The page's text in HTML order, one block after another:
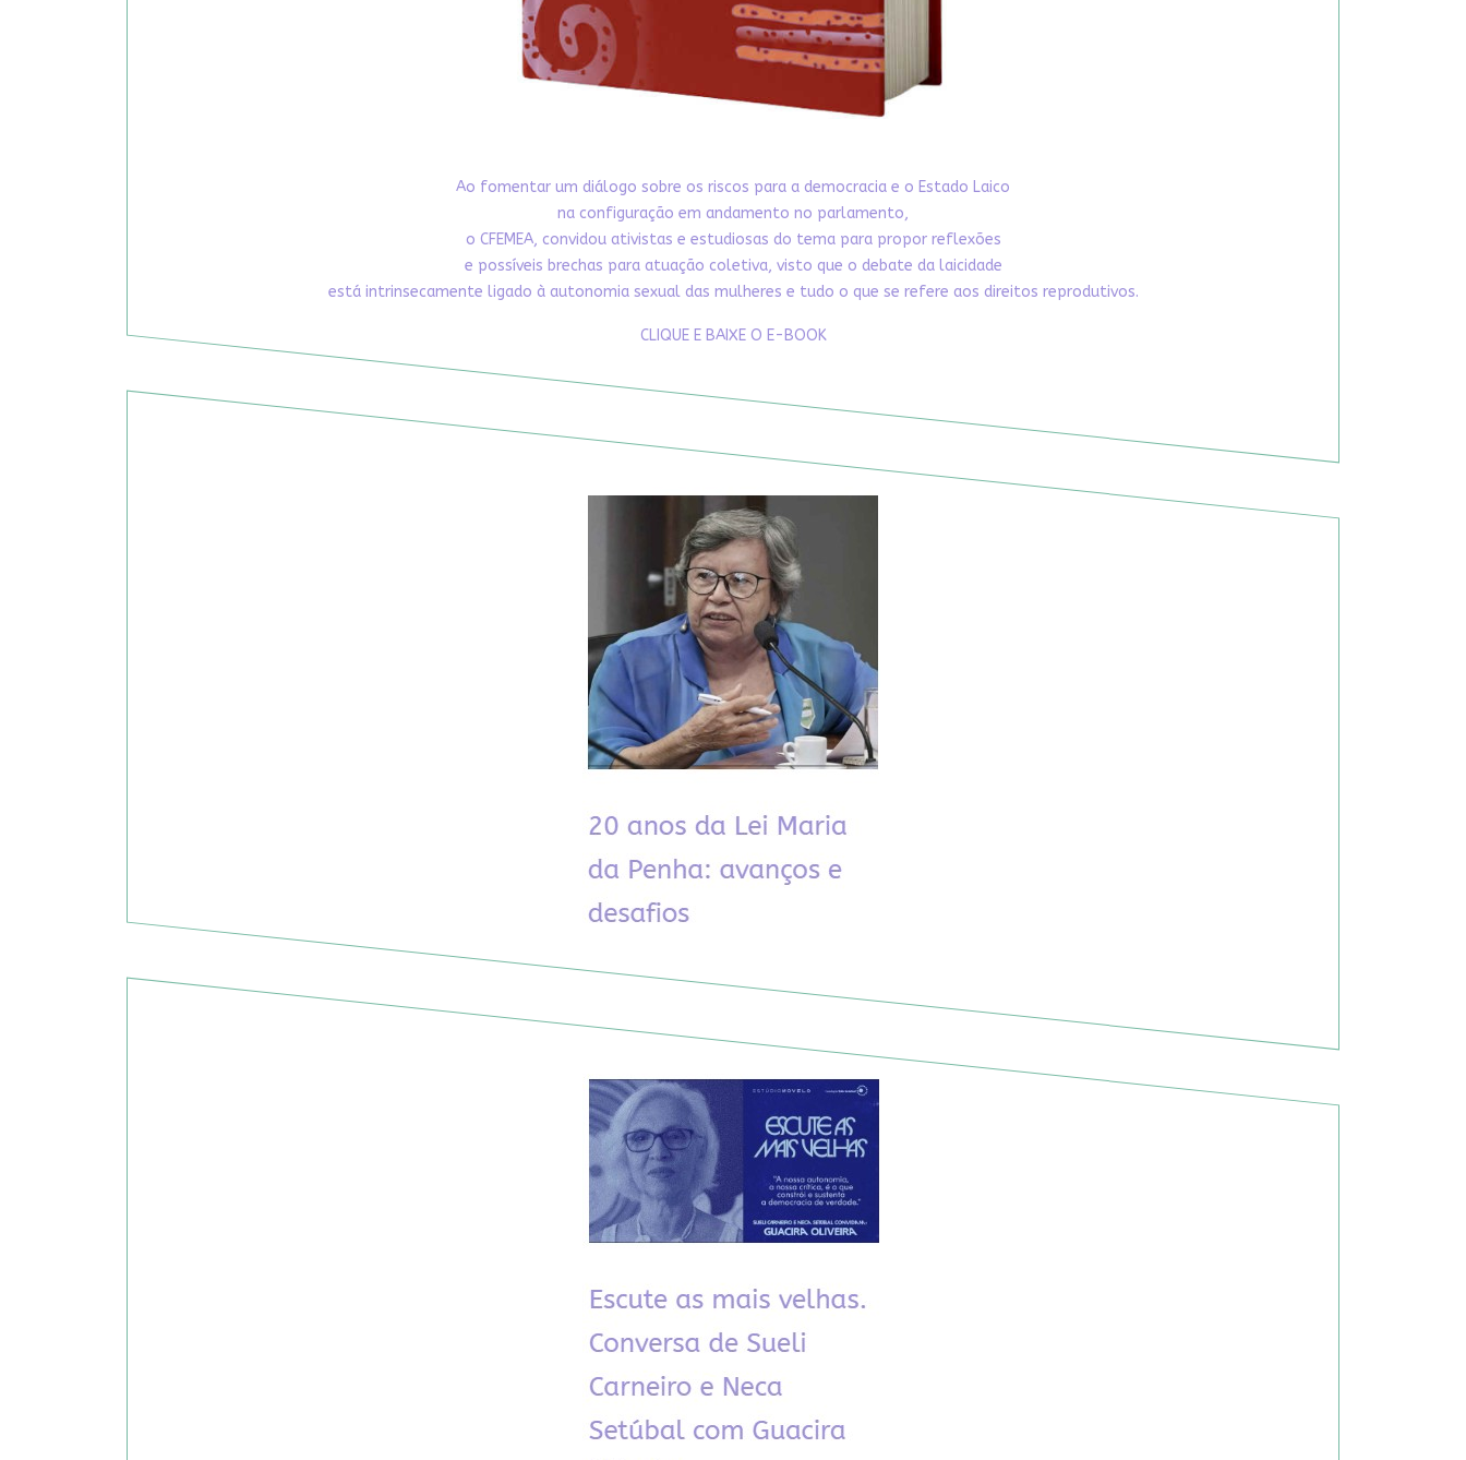
Ao fomentar um diálogo sobre os riscos para a democracia e o Estado Laico
na configuração em andamento no parlamento,
o CFEMEA, convidou ativistas e estudiosas do tema para propor reflexões
e possíveis brechas para atuação coletiva, visto que o debate da laicidade
está intrinsecamente ligado à autonomia sexual das mulheres e tudo o que se refere aos direitos reprodutivos.
CLIQUE E BAIXE O E-BOOK